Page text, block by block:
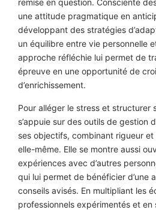
remise en question. Consciente
une attitude pragmatique en
développant des stratégies
un équilibre entre vie personnelle
approche réfléchie lui permet de
épreuve en une opportunité de
d’enrichissement.
Pour alléger le stress et structurer
s’appuie sur des outils de gestion
ses objectifs, combinant rigueur
elle-même. Elle se montre aussi
expériences avec d’autres
qui lui permet de bénéficier d’une
conseils avisés. En multipliant les
professionnels expérimentés et en